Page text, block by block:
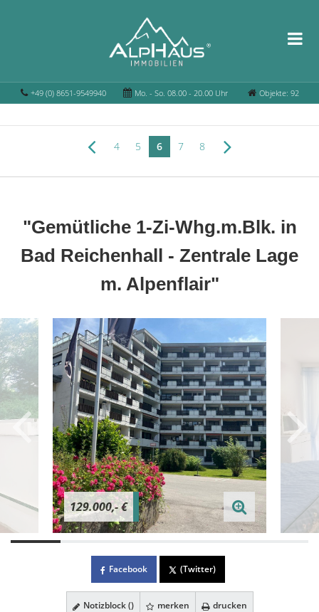
+49 (0) 8651-9549940 Mo. - So. 08.00 - 20.00 Uhr Objekte: 92
4 5 6 7 8
"Gemütliche 1-Zi-Whg.m.Blk. in
Bad Reichenhall - Zentrale Lage
m. Alpenflair"
129.000,- €
Facebook (Twitter)
Notizblock () merken drucken